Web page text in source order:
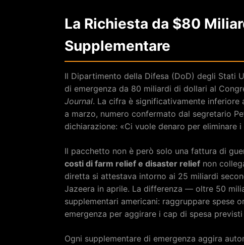
La Richiesta da $80
Supplementare
Il Dipartimento della Difesa (DoD) degli Stati
di emergenza da 80 miliardi di dollari al
Journal. La cifra è significativamente inferiore
a marzo, numero confermato dal segretario
dichiarazione: «Ci vuole denaro per
Il pacchetto non è però solo una fattura di
costi di farm relief e disaster relief non
diretta si attestava intorno ai 25 miliardi
Jazeera in aprile. La differenza — oltre 50
supplementari americani: raggruppare spese
emergenza per aggirare i cap di spesa
Ogni supplementare di emergenza aggira